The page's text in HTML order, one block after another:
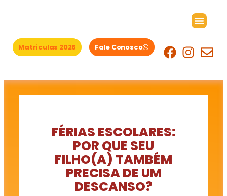
conteúdo
Matrículas 2026 Fale Conosco
FÉRIAS ESCOLARES:
POR QUE SEU
FILHO(A) TAMBÉM
PRECISA DE UM
DESCANSO?